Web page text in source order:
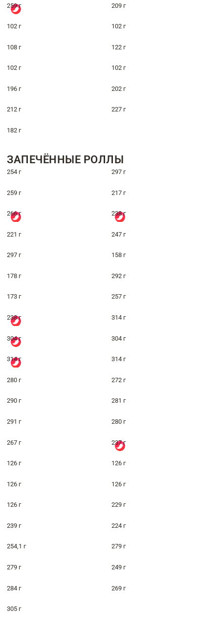
259 г 209 г
102 г 102 г
108 г 122 г
102 г 102 г
196 г 202 г
212 г 227 г
182 г
ЗАПЕЧЁННЫЕ РОЛЛЫ
254 г 297 г
259 г 217 г
266 г 238 г
221 г 247 г
297 г 158 г
178 г 292 г
173 г 257 г
238 г 314 г
304 г 304 г
314 г 314 г
280 г 272 г
290 г 281 г
291 г 280 г
267 г 237 г
126 г 126 г
126 г 126 г
126 г 229 г
239 г 224 г
254,1 г 279 г
279 г 249 г
284 г 269 г
305 г